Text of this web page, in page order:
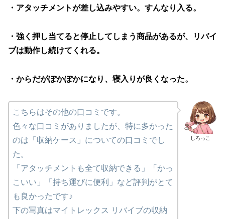
・アタッチメントが差し込みやすい。すんなり入る。
・強く押し当てると停止してしまう商品があるが、リバイ
ブは動作し続けてくれる。
・からだがぽかぽかになり、寝入りが良くなった。
しろっこ
こちらはその他の口コミです。
色々な口コミがありましたが、特に多かった
のは「収納ケース」についての口コミでし
た。
「アタッチメントも全て収納できる」「かっ
こいい」「持ち運びに便利」など評判がとて
も良かったです♪
下の写真はマイトレックス リバイブの収納